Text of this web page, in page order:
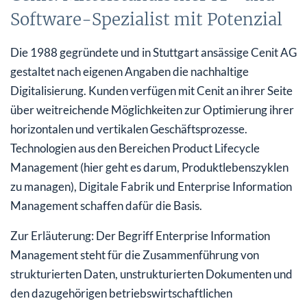
Software-Spezialist mit Potenzial
Die 1988 gegründete und in Stuttgart ansässige Cenit AG
gestaltet nach eigenen Angaben die nachhaltige
Digitalisierung. Kunden verfügen mit Cenit an ihrer Seite
über weitreichende Möglichkeiten zur Optimierung ihrer
horizontalen und vertikalen Geschäftsprozesse.
Technologien aus den Bereichen Product Lifecycle
Management (hier geht es darum, Produktlebenszyklen
zu managen), Digitale Fabrik und Enterprise Information
Management schaffen dafür die Basis.
Zur Erläuterung: Der Begriff Enterprise Information
Management steht für die Zusammen­führung von
strukturier­ten Daten, unstrukturierten Dokumenten und
den dazugehörigen betriebswirtschaftlichen